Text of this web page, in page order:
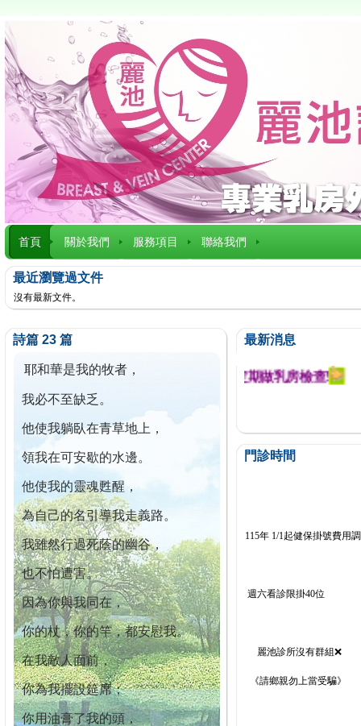
首頁 關於我們 服務項目 聯絡我們
最近瀏覽過文件
沒有最新文件。
詩篇 23 篇
耶和華是我的牧者，
我必不至缺乏。
他使我躺臥在青草地上，
領我在可安歇的水邊。
他使我的靈魂甦醒，
為自己的名引導我走義路。
我雖然行過死蔭的幽谷，
也不怕遭害。
因為你與我同在，
你的杖，你的竿，都安慰我。
在我敵人面前，
你為我擺設筵席；
你用油膏了我的頭，
最新消息
今已篩檢出1700位乳癌患者,提醒您定期做乳房檢查!
門診時間
115年 1/1起健保掛號費用
週六看診限掛40位
麗池診所沒有群組❌
《請鄉親勿上當受騙》